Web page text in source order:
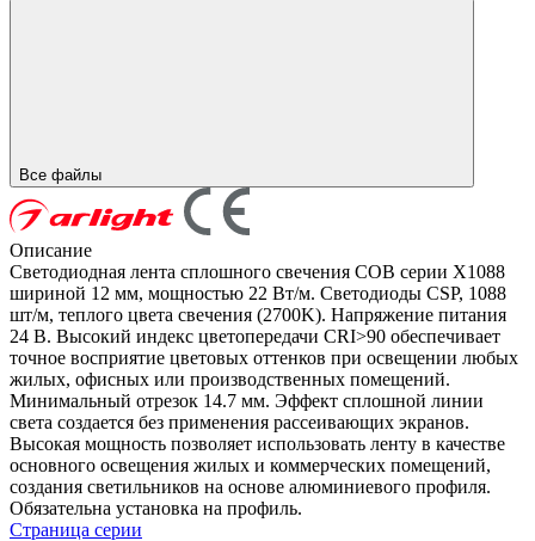
Все файлы
Описание
Светодиодная лента сплошного свечения COB серии X1088
шириной 12 мм, мощностью 22 Вт/м. Светодиоды CSP, 1088
шт/м, теплого цвета свечения (2700K). Напряжение питания
24 В. Высокий индекс цветопередачи CRI>90 обеспечивает
точное восприятие цветовых оттенков при освещении любых
жилых, офисных или производственных помещений.
Минимальный отрезок 14.7 мм. Эффект сплошной линии
света создается без применения рассеивающих экранов.
Высокая мощность позволяет использовать ленту в качестве
основного освещения жилых и коммерческих помещений,
создания светильников на основе алюминиевого профиля.
Обязательна установка на профиль.
Страница серии